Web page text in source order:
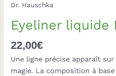
Dr. Hauschka
Eyeliner liquide
22,00€
Une ligne précise apparaît
magie. La composition à